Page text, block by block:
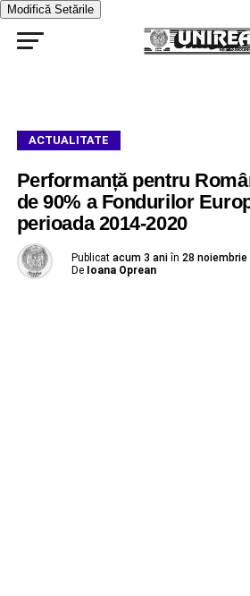
Modifică Setările
ACTUALITATE
Performanță pentru
de 90% a Fondurilor
perioada 2014-2020
Publicat acum 3 ani în 28 noiembrie
De Ioana Oprean